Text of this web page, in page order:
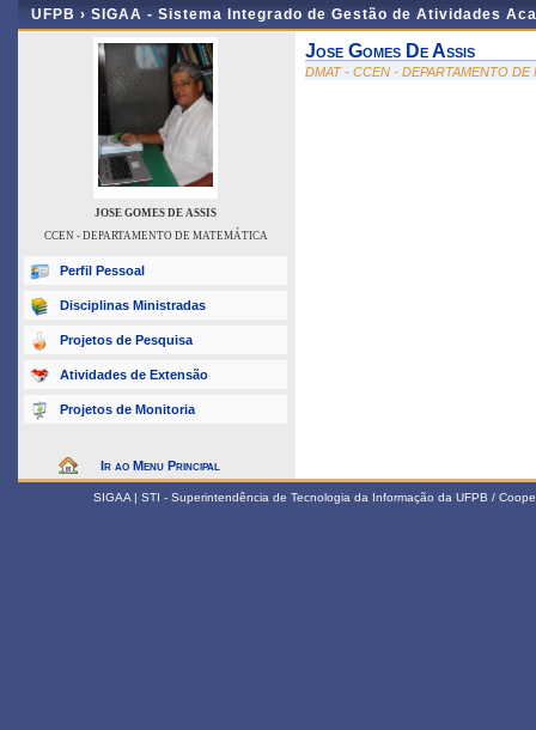
UFPB › SIGAA - Sistema Integrado de Gestão de Atividades
JOSE GOMES DE ASSIS
CCEN - DEPARTAMENTO DE MATEMÁTICA
Perfil Pessoal
Disciplinas Ministradas
Projetos de Pesquisa
Atividades de Extensão
Projetos de Monitoria
Ir ao Menu Principal
Jose Gomes De Assis
DMAT - CCEN - DEPARTAMENTO DE
SIGAA | STI - Superintendência de Tecnologia da Informação da UFPB /